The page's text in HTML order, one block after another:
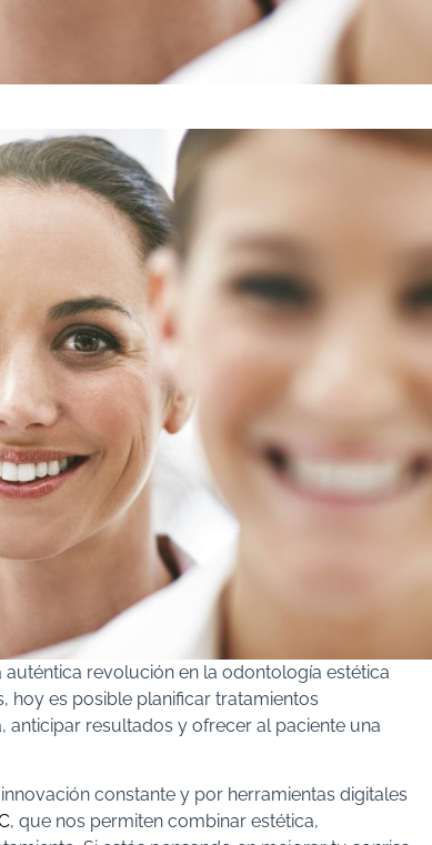
auténtica revolución en la odontología estética
hoy es posible planificar tratamientos
resultados y ofrecer al paciente una
constante y por herramientas digitales
, que nos permiten combinar estética,